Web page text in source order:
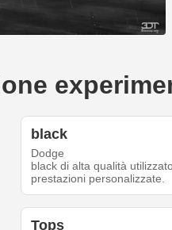
black
Dodge
black di alta qualità
prestazioni personalizzate.
Tops